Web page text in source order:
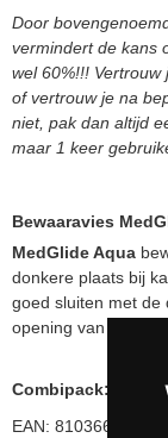
Door
vermindert de kans
wel 60%!!!
of vertrouw je na
niet, pak dan altijd
maar 1 keer
Bewaaravies
MedGlide Aqua
donkere plaats bij
goed sluiten met de
opening van de
Combipack:
EAN: 810366017525